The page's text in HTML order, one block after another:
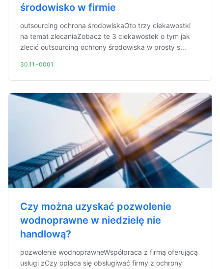
środowisko w firmie
outsourcing ochrona środowiskaOto trzy ciekawostki
na temat zlecaniaZobacz te 3 ciekawostek o tym jak
zlecić outsourcing ochrony środowiska w prosty s...
30.11.-0001
Czy można uzyskać pozwolenie
wodnoprawne w niedzielę nie
handlową?
pozwolenie wodnoprawneWspółpraca z firmą oferującą
usługi zCzy opłaca się obsługiwać firmy z ochrony